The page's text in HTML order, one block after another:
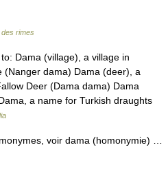
des rimes
Dama (village), a village in
(Nanger dama) Dama (deer), a
Deer (Dama dama) Dama
a name for Turkish draughts
voir dama (homonymie) …